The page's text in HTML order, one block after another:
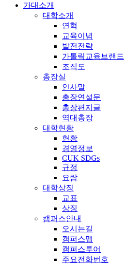
가대소개
대학소개
연혁
교육이념
발전전략
가톨릭교육브랜드
조직도
총장실
인사말
총장연설문
총장편지글
역대총장
대학현황
현황
경영정보
CUK SDGs
규정
요람
대학상징
교표
상징
캠퍼스안내
오시는길
캠퍼스맵
캠퍼스투어
주요전화번호